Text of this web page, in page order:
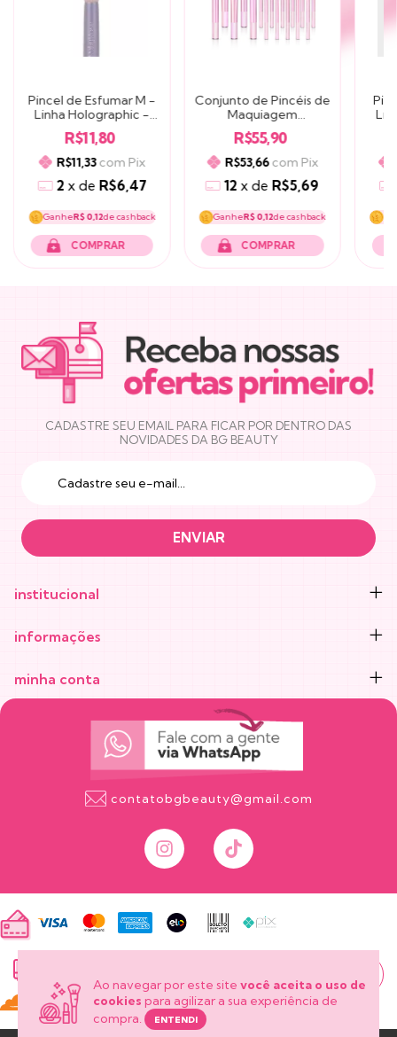
Ao navegar por este site você aceita o uso de
cookies para agilizar a sua experiência de
compra.
ENTENDI
Pincel de Esfumar M -
Linha Holographic -
HOE2 - Ruby Rose
R$11,80
R$11,33com Pix
2 x de R$6,47
GanheR$ 0,12de cashback
Conjunto de Pincéis de
Maquiagem
Profissional- Dupe Real
Techniques com Cabo
Transparente | Cerdas
Macias para Base, Pó e
Sombra | 16 Peças
R$55,90
R$53,66com Pix
12 xde R$5,69
GanheR$ 0,12de cashback
NEWSLETTER
CADASTRE SEU EMAIL PARA FICAR POR DENTRO DAS
NOVIDADES DA BG BEAUTY
institucional
informações
minha conta
contatobgbeauty@gmail.com
meu pedido?